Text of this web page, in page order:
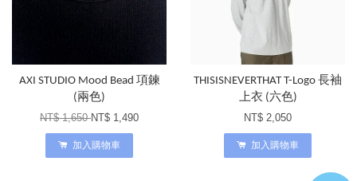
AXI STUDIO Mood Bead 項鍊
(兩色)
NT$ 1,650NT$ 1,490
加入購物車
THISISNEVERTHAT T-Logo 長袖
上衣 (六色)
NT$ 2,050
加入購物車